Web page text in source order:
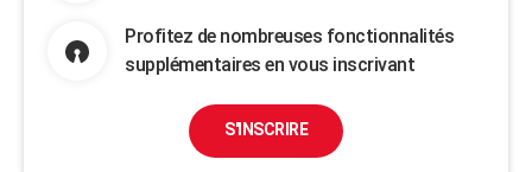
Profitez de nombreuses fonctionnalités
supplémentaires en vous inscrivant
S'INSCRIRE